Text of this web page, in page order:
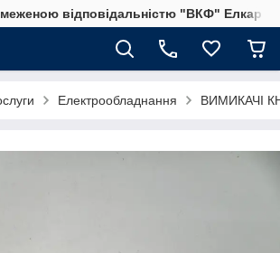
відповідальністю "ВКФ" Елкар"
Електрообладнання ВИМИКАЧІ